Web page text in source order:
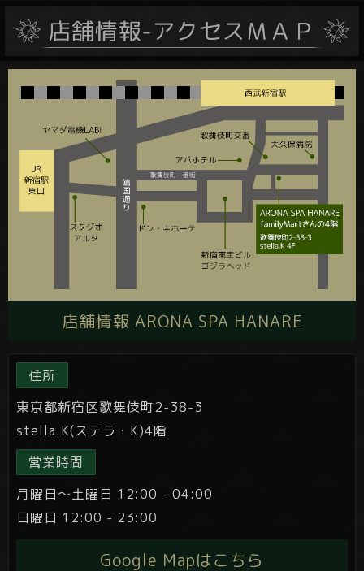
店舗情報 ARONA SPA HANARE
住所
東京都新宿区歌舞伎町2-38-3
stella.K(ステラ・K)4階
営業時間
月曜日～土曜日 12:00 - 04:00
日曜日 12:00 - 23:00
Google Mapはこちら